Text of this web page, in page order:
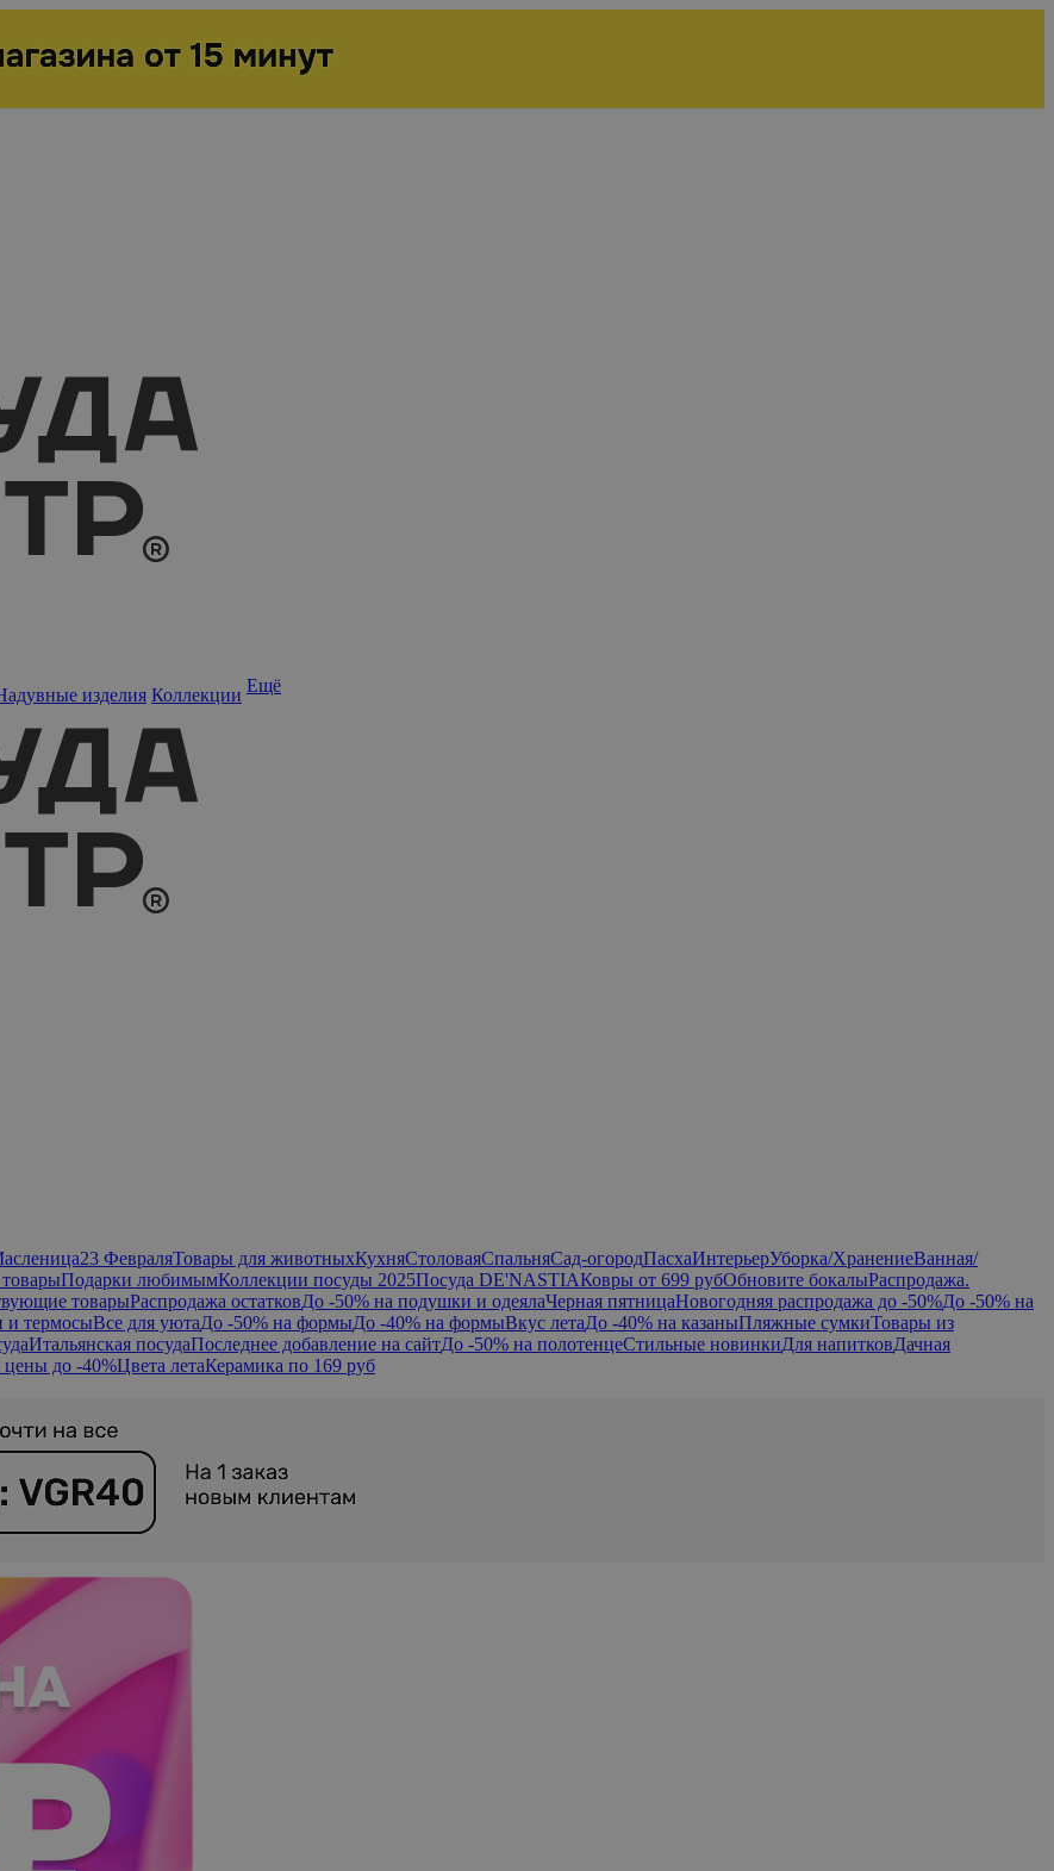
изделия Коллекции Ещё
23 ФевраляТовары для животныхКухняСтоловаяСпальняСад-огородПасхаИнтерьерУборка/ХранениеВанная/
Подарки любимымКоллекции посуды 2025Посуда DE'NASTIAКовры от 699 рубОбновите бокалыРаспродажа.
товарыРаспродажа остатковДо -50% на подушки и одеялаЧерная пятницаНовогодняя распродажа до -50%До -50% на
и термосыВсе для уютаДо -50% на формыДо -40% на формыВкус летаДо -40% на казаныПляжные сумкиТовары из
Итальянская посудаПоследнее добавление на сайтДо -50% на полотенцеСтильные новинкиДля напитковДачная
цены до -40%Цвета летаКерамика по 169 руб